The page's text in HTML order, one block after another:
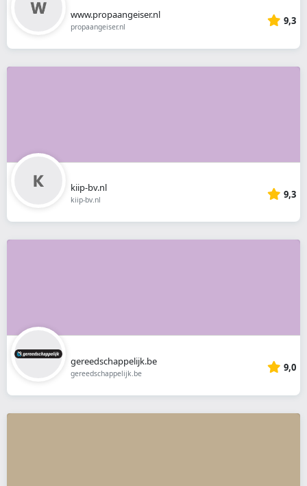
www.propaangeiser.nl
propaangeiser.nl 9,3
kiip-bv.nl
kiip-bv.nl 9,3
gereedschappelijk.be
gereedschappelijk.be 9,0